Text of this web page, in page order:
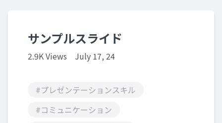
サンプルスライド
2.9K Views July 17, 24
#プレゼンテーションスキル
#コミュニケーション